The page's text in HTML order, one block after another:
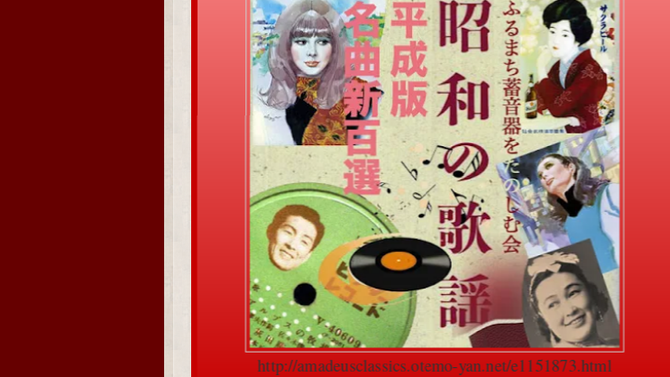
http://amadeusclassics.otemo-yan.net/e1151873.html